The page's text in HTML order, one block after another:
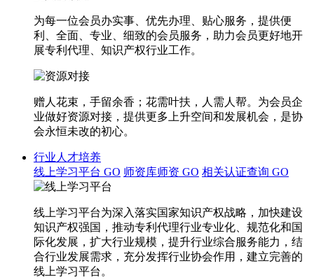
为每一位会员办实事、优先办理、贴心服务，提供便
利、全面、专业、细致的会员服务，助力会员更好地开
展专利代理、知识产权行业工作。
赠人花束，手留余香；花需叶扶，人需人帮。为会员企
业做好资源对接，提供更多上升空间和发展机会，是协
会永恒未改的初心。
行业人才培养
线上学习平台 GO 师资库师资 GO 相关认证查询 GO
线上学习平台为深入落实国家知识产权战略，加快建设
知识产权强国，推动专利代理行业专业化、规范化和国
际化发展，扩大行业规模，提升行业综合服务能力，结
合行业发展需求，充分发挥行业协会作用，建立完善的
线上学习平台。